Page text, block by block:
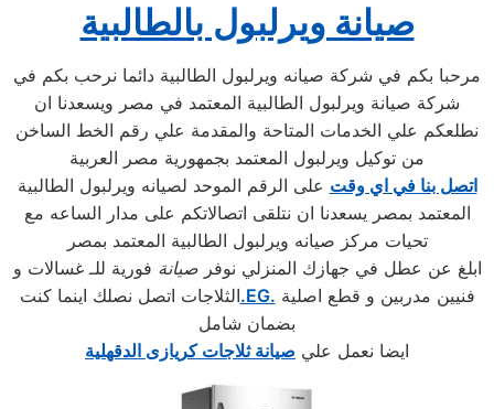
صيانة ويرلبول بالطالبية
مرحبا بكم في شركة صيانه ويرلبول الطالبية دائما نرحب بكم في
شركة صيانة ويرلبول الطالبية المعتمد في مصر ويسعدنا ان
نطلعكم علي الخدمات المتاحة والمقدمة علي رقم الخط الساخن
من توكيل ويرلبول المعتمد بجمهورية مصر العربية
اتصل بنا في اي وقت على الرقم الموحد لصيانه ويرلبول الطالبية
المعتمد بمصر يسعدنا ان نتلقى اتصالاتكم على مدار الساعه مع
تحيات مركز صيانه ويرلبول الطالبية المعتمد بمصر
ابلغ عن عطل في جهازك المنزلي نوفرصيانة فورية للـ غسالات و
الثلاجات اتصل نصلك اينما كنت.EG.
بضمان شامل
ايضا نعمل علي صيانة ثلاجات كريازى الدقهلية